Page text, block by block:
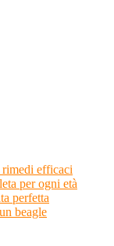
rimedi efficaci
per ogni età
perfetta
beagle